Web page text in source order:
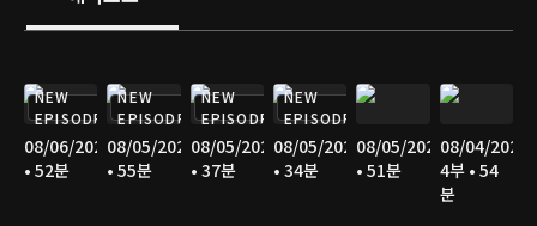
NEW
EPISODE
08/06/2026
• 52분
NEW
EPISODE
08/05/2026
• 55분
NEW
EPISODE
08/05/2026
• 37분
NEW
EPISODE
08/05/2026
• 34분
08/05/2026
• 51분
08/04/2026
4부 • 54
분